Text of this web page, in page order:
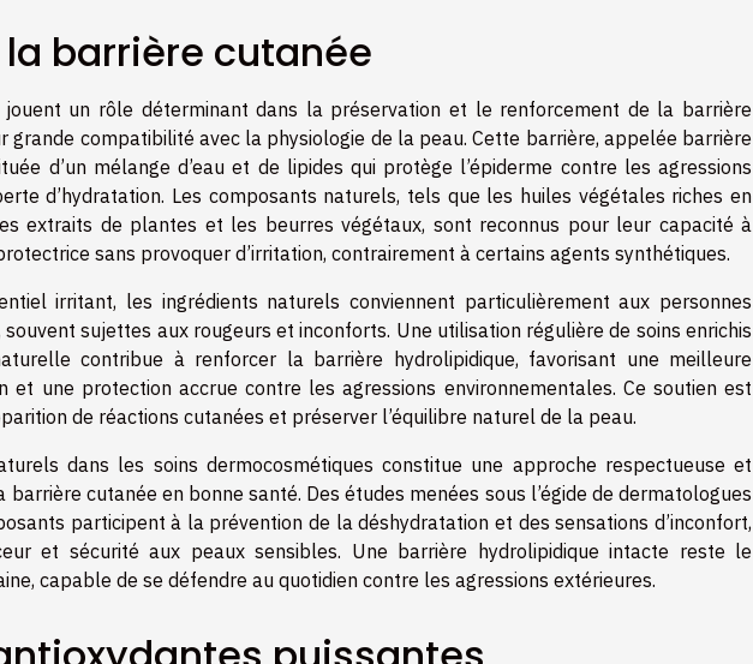
barrière cutanée
jouent un rôle déterminant dans la préservation et le renforcement de la barrière
grande compatibilité avec la physiologie de la peau. Cette barrière, appelée barrière
d’un mélange d’eau et de lipides qui protège l’épiderme contre les agressions
d’hydratation. Les composants naturels, tels que les huiles végétales riches en
extraits de plantes et les beurres végétaux, sont reconnus pour leur capacité à
sans provoquer d’irritation, contrairement à certains agents synthétiques.
irritant, les ingrédients naturels conviennent particulièrement aux personnes
sujettes aux rougeurs et inconforts. Une utilisation régulière de soins enrichis
contribue à renforcer la barrière hydrolipidique, favorisant une meilleure
et une protection accrue contre les agressions environnementales. Ce soutien est
de réactions cutanées et préserver l’équilibre naturel de la peau.
dans les soins dermocosmétiques constitue une approche respectueuse et
cutanée en bonne santé. Des études menées sous l’égide de dermatologues
participent à la prévention de la déshydratation et des sensations d’inconfort,
et sécurité aux peaux sensibles. Une barrière hydrolipidique intacte reste le
capable de se défendre au quotidien contre les agressions extérieures.